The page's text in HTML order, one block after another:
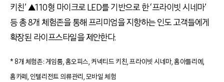
키친’ ▲110형 마이크로 LED를 기반으로 한 ‘프라이빗 시네마’
등 총 8개 체험존을 통해 프리미엄을 지향하는 인도 고객들에게
확장된 라이프스타일을 제안한다.
* 8개 체험존: 게임룸, 홈오피스, 커넥티드 키친, 프라이빗 시네마, 홈아틀리에,
홈카페, 인텔리전트 의류관리, 모바일 체험